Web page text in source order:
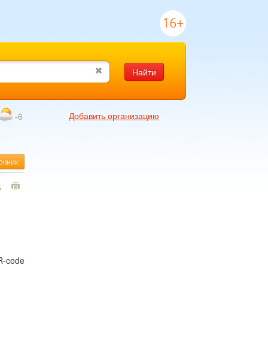
16+
Найти
-6
Добавить организацию